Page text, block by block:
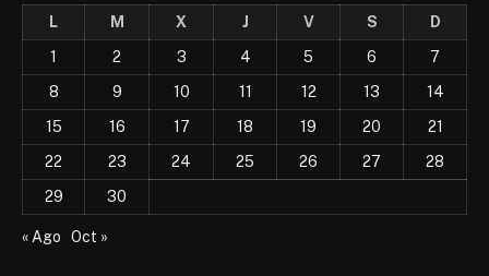
L M X J V S
D
1
2 3 4 5 6
7
8
9 10 11 12 13
14
15
16 17 18 19 20
21
22
23 24 25 26 27
28
29
30
« Ago Oct »